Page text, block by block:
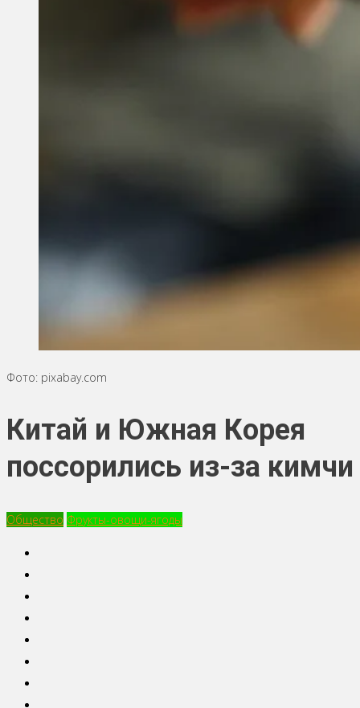
Фото: pixabay.com
Китай и Южная Корея
поссорились из-за кимчи
Общество Фрукты-овощи-ягоды